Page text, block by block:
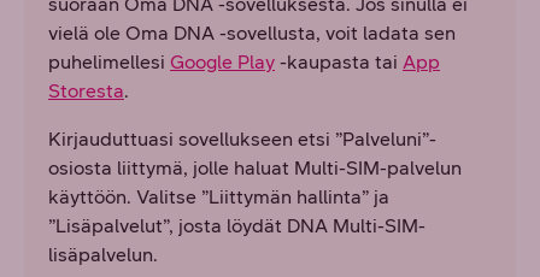
vielä ole Oma DNA -sovellusta, voit ladata sen
puhelimellesi Google Play -kaupasta tai App
Storesta.
Kirjauduttuasi sovellukseen etsi ”Palveluni”-
osiosta liittymä, jolle haluat Multi-SIM-palvelun
käyttöön. Valitse ”Liittymän hallinta” ja
”Lisäpalvelut”, josta löydät DNA Multi-SIM-
lisäpalvelun.